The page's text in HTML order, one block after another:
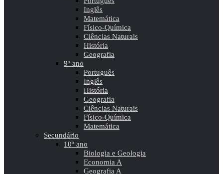
Inglês
Matemática
Físico-Química
Ciências Naturais
História
Geografia
9º ano
Português
Inglês
História
Geografia
Ciências Naturais
Físico-Química
Matemática
Secundário
10º ano
Biologia e Geologia
Economia A
Geografia A